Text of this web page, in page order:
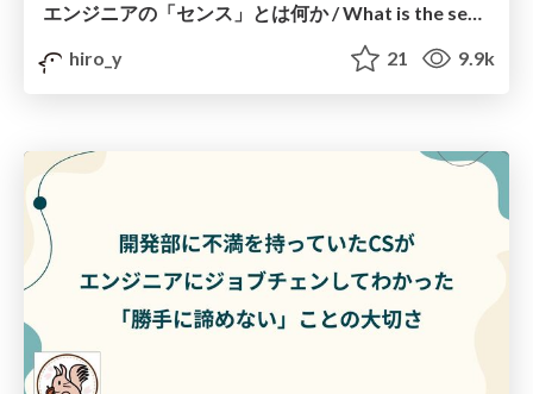
エンジニアの「センス」とは何か / What is the sense of engineers
hiro_y
21 9.9k